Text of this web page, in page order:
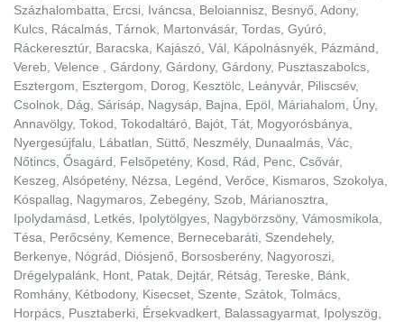
Százhalombatta, Ercsi, Iváncsa, Beloiannisz, Besnyő, Adony,
Kulcs, Rácalmás, Tárnok, Martonvásár, Tordas, Gyúró,
Ráckeresztúr, Baracska, Kajászó, Vál, Kápolnásnyék, Pázmánd,
Vereb, Velence , Gárdony, Gárdony, Gárdony, Pusztaszabolcs,
Esztergom, Esztergom, Dorog, Kesztölc, Leányvár, Piliscsév,
Csolnok, Dág, Sárisáp, Nagysáp, Bajna, Epöl, Máriahalom, Úny,
Annavölgy, Tokod, Tokodaltáró, Bajót, Tát, Mogyorósbánya,
Nyergesújfalu, Lábatlan, Süttő, Neszmély, Dunaalmás, Vác,
Nőtincs, Ősagárd, Felsőpetény, Kosd, Rád, Penc, Csővár,
Keszeg, Alsópetény, Nézsa, Legénd, Verőce, Kismaros, Szokolya,
Kóspallag, Nagymaros, Zebegény, Szob, Márianosztra,
Ipolydamásd, Letkés, Ipolytölgyes, Nagybörzsöny, Vámosmikola,
Tésa, Perőcsény, Kemence, Bernecebaráti, Szendehely,
Berkenye, Nógrád, Diósjenő, Borsosberény, Nagyoroszi,
Drégelypalánk, Hont, Patak, Dejtár, Rétság, Tereske, Bánk,
Romhány, Kétbodony, Kisecset, Szente, Szátok, Tolmács,
Horpács, Pusztaberki, Érsekvadkert, Balassagyarmat, Ipolyszög,